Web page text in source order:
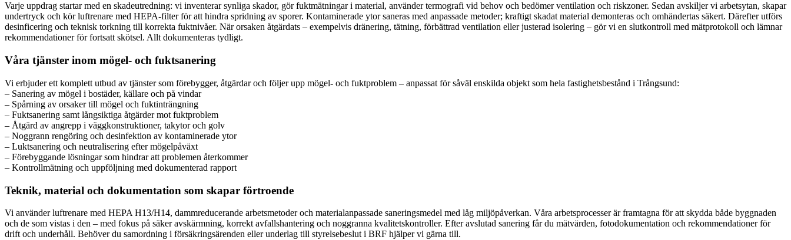
Varje uppdrag startar med en skadeutredning: vi inventerar synliga skador, gör fuktmätningar i material, använder termografi vid behov och bedömer ventilation och riskzoner. Sedan avskiljer vi arbetsytan, skapar
undertryck och kör luftrenare med HEPA-filter för att hindra spridning av sporer. Kontaminerade ytor saneras med anpassade metoder; kraftigt skadat material demonteras och omhändertas säkert. Därefter utförs
desinficering och teknisk torkning till korrekta fuktnivåer. När orsaken åtgärdats – exempelvis dränering, tätning, förbättrad ventilation eller justerad isolering – gör vi en slutkontroll med mätprotokoll och lämnar
rekommendationer för fortsatt skötsel. Allt dokumenteras tydligt.
Våra tjänster inom mögel- och fuktsanering
Vi erbjuder ett komplett utbud av tjänster som förebygger, åtgärdar och följer upp mögel- och fuktproblem – anpassat för såväl enskilda objekt som hela fastighetsbestånd i Trångsund:
– Sanering av mögel i bostäder, källare och på vindar
– Spårning av orsaker till mögel och fuktinträngning
– Fuktsanering samt långsiktiga åtgärder mot fuktproblem
– Åtgärd av angrepp i väggkonstruktioner, takytor och golv
– Noggrann rengöring och desinfektion av kontaminerade ytor
– Luktsanering och neutralisering efter mögelpåväxt
– Förebyggande lösningar som hindrar att problemen återkommer
– Kontrollmätning och uppföljning med dokumenterad rapport
Teknik, material och dokumentation som skapar förtroende
Vi använder luftrenare med HEPA H13/H14, dammreducerande arbetsmetoder och materialanpassade saneringsmedel med låg miljöpåverkan. Våra arbetsprocesser är framtagna för att skydda både byggnaden
och de som vistas i den – med fokus på säker avskärmning, korrekt avfallshantering och noggranna kvalitetskontroller. Efter avslutad sanering får du mätvärden, fotodokumentation och rekommendationer för
drift och underhåll. Behöver du samordning i försäkringsärenden eller underlag till styrelsebeslut i BRF hjälper vi gärna till.